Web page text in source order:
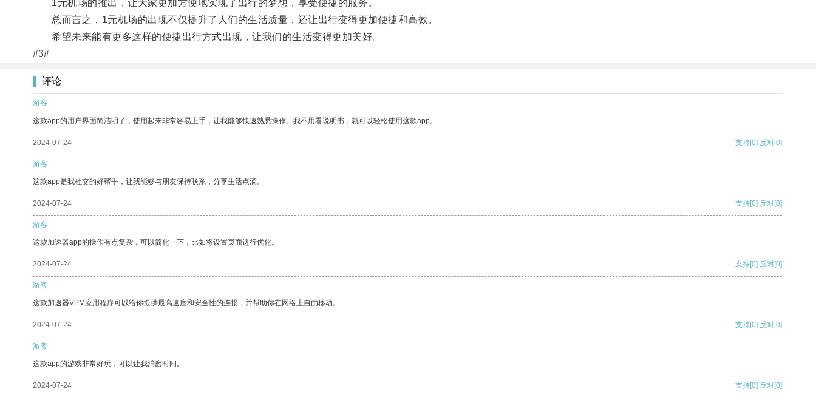
1元机场的推出，让大家更加方便地实现了出行的梦想，享受便捷的服务。
总而言之，1元机场的出现不仅提升了人们的生活质量，还让出行变得更加便捷和高效。
希望未来能有更多这样的便捷出行方式出现，让我们的生活变得更加美好。
#3#
评论
游客
这款app的用户界面简洁明了，使用起来非常容易上手，让我能够快速熟悉操作。我不用看说明书，就可以轻松使用这款app。
2024-07-24 支持[0] 反对[0]
游客
这款app是我社交的好帮手，让我能够与朋友保持联系，分享生活点滴。
2024-07-24 支持[0] 反对[0]
游客
这款加速器app的操作有点复杂，可以简化一下，比如将设置页面进行优化。
2024-07-24 支持[0] 反对[0]
游客
这款加速器VPM应用程序可以给你提供最高速度和安全性的连接，并帮助你在网络上自由移动。
2024-07-24 支持[0] 反对[0]
游客
这款app的游戏非常好玩，可以让我消磨时间。
2024-07-24 支持[0] 反对[0]